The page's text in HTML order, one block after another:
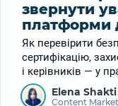
звернути
платформи
Як перевірити
сертифікацію,
і керівників — у
Elena Shakti
Content